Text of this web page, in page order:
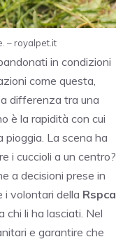
– royalpet.it
in condizioni
come questa,
differenza tra una
è la rapidità con cui
pioggia. La scena ha
i cuccioli a un centro?
a decisioni prese in
i volontari della Rspca
chi li ha lasciati. Nel
e garantire che